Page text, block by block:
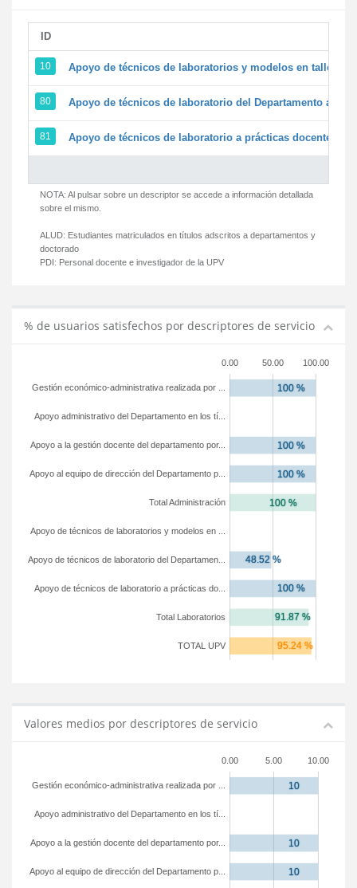
ID
10 Apoyo de técnicos de laboratorios y modelos en
80 Apoyo de técnicos de laboratorio del Departamento a la
81 Apoyo de técnicos de laboratorio a prácticas docentes y
NOTA: Al pulsar sobre un descriptor se accede a información detallada
sobre el mismo.
ALUD: Estudiantes matriculados en títulos adscritos a departamentos y
doctorado
PDI: Personal docente e investigador de la UPV
% de usuarios satisfechos por descriptores de servicio
0.00 50.00 100.00
TOTAL UPV
Total Laboratorios
Apoyo de técnicos de laboratorio a prácticas do...
Apoyo de técnicos de laboratorio del Departamen...
Apoyo de técnicos de laboratorios y modelos en ...
Total Administración
Apoyo al equipo de dirección del Departamento p...
Apoyo a la gestión docente del departamento por...
Apoyo administrativo del Departamento en los tí...
Gestión económico-administrativa realizada por ...
Valores medios por descriptores de servicio
0.00 5.00 10.00
Apoyo al equipo de dirección del Departamento p...
Apoyo a la gestión docente del departamento por...
Apoyo administrativo del Departamento en los tí...
Gestión económico-administrativa realizada por ...